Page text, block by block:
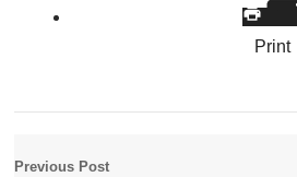
Print
Previous Post